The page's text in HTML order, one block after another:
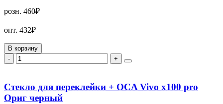
розн. 460₽
опт. 432₽
В корзину
-
+
Стекло для переклейки + OCA Vivo x100 pro
Ориг черный